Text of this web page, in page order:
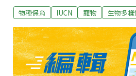
捕行動由警方特別單位「庫爾斯河
們事前接獲線報，稱一名男子非法
展開偵查。警方發言人特威格（
地媒體，該名男子涉嫌非法持有野
與環境條例》（the Nature and
物種保育 IUCN 寵物 生物多樣